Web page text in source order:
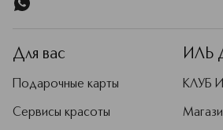
Для вас
Подарочные карты
Сервисы красоты
ИЛЬ
КЛУБ